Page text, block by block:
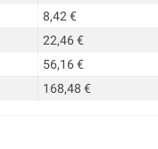
8,42 €
22,46 €
56,16 €
168,48 €